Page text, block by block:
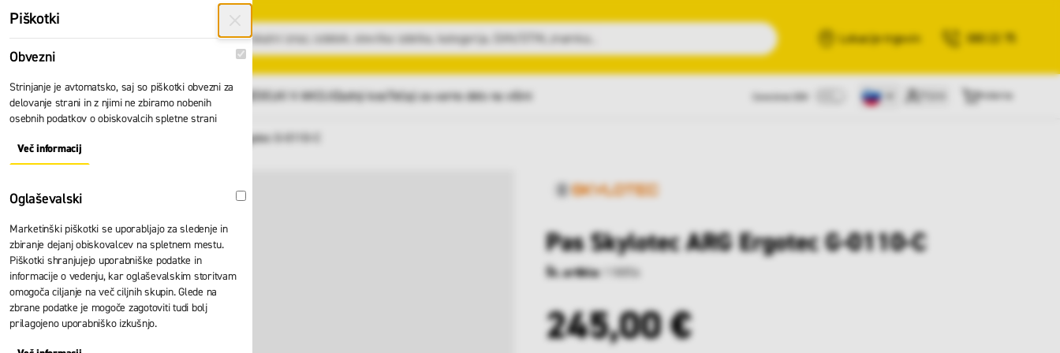
Preskoči na vsebino
Išči
Lokacije trgovin 080 22 75
GLAVNI MENI Vsi izdelki IZDELKI V AKCIJIZadnji kosiTečaji za varno delo na višini
Pas Skylotec ARG Ergotec G-0110-C
Pas Skylotec ARG Ergotec G-0110-C
Št. artikla:
245,00 €
Piškotki
Obvezni Obvezni
Strinjanje je avtomatsko, saj so piškotki obvezni za
delovanje strani in z njimi ne zbiramo nobenih
osebnih podatkov o obiskovalcih spletne strani
Več informacijAbout "Obvezni" Cookie Group
Oglaševalski Oglaševalski
Marketinški piškotki se uporabljajo za sledenje in
zbiranje dejanj obiskovalcev na spletnem mestu.
Piškotki shranjujejo uporabniške podatke in
informacije o vedenju, kar oglaševalskim storitvam
omogoča ciljanje na več ciljnih skupin. Glede na
zbrane podatke je mogoče zagotoviti tudi bolj
prilagojeno uporabniško izkušnjo.